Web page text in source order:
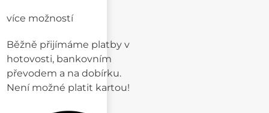
více možností
Běžně přijímáme platby v
hotovosti, bankovním
převodem a na dobírku.
Není možné platit kartou!